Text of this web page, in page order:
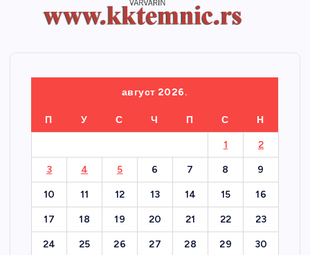
август 2026.
П У С Ч П С Н
1 2
3 4 5 6 7 8 9
10 11 12 13 14 15 16
17 18 19 20 21 22 23
24 25 26 27 28 29 30